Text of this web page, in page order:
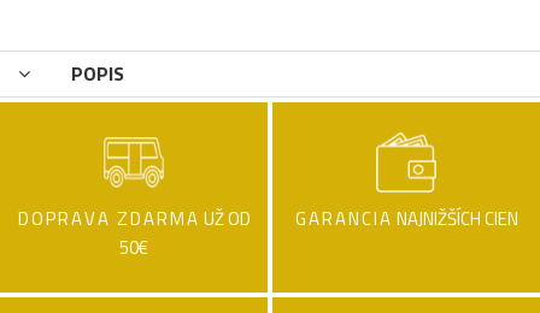
POPIS
DOPRAVA ZDARMA UŽ OD
50€
GARANCIA NAJNIŽŠÍCH CIEN